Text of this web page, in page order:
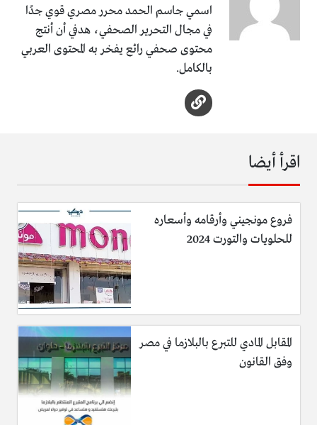
اسمي جاسم الحمد محرر مصري قوي جدًا
في مجال التحرير الصحفي، هدفي أن أنتج
محتوى صحفي رائع يفخر به المحتوى العربي
بالكامل.
اقرأ أيضا
فروع مونجيني وأرقامه وأسعاره
للحلويات والتورت 2024
المقابل المادي للتبرع بالبلازما في مصر
وفق القانون